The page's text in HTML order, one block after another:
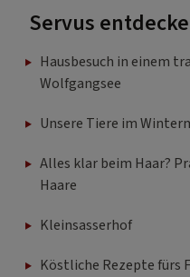
Servus
Hausbesuch in einem
Wolfgangsee
Unsere Tiere im
Alles klar beim Haar?
Haare
Kleinsasserhof
Köstliche Rezepte fürs